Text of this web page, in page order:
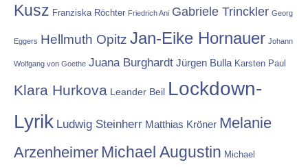
Kusz Franziska Röchter Friedrich Ani Gabriele Trinckler Georg
Eggers Hellmuth Opitz Jan-Eike Hornauer Johann
Wolfgang von Goethe Juana Burghardt Jürgen Bulla Karsten Paul
Klara Hurkova Leander Beil Lockdown-
Lyrik Ludwig Steinherr Matthias Kröner Melanie
Arzenheimer Michael Augustin Michael